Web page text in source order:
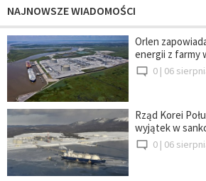
NAJNOWSZE WIADOMOŚCI
Orlen
energii z farmy
0 | 06
Rząd Korei
wyjątek w
0 | 06